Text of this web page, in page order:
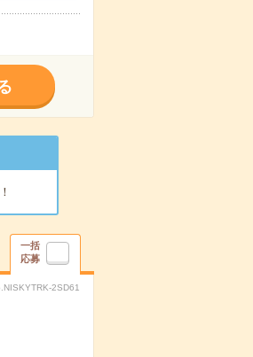
一括
応募
2SD61